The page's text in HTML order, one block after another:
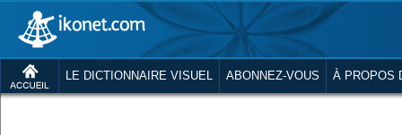
LE DICTIONNAIRE VISUEL ABONNEZ-VOUS À PROPOS